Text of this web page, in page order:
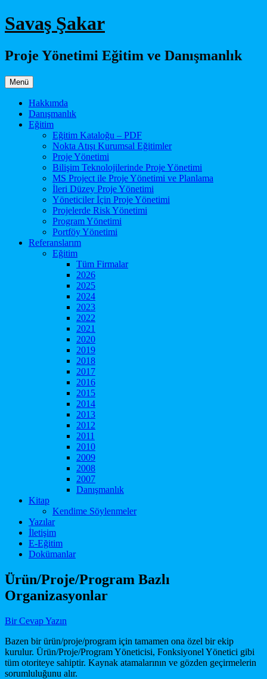
İçeriğe
atla
Savaş Şakar
Proje Yönetimi Eğitim ve Danışmanlık
Menü
Hakkımda
Danışmanlık
Eğitim
Eğitim Kataloğu – PDF
Nokta Atışı Kurumsal Eğitimler
Proje Yönetimi
Bilişim Teknolojilerinde Proje Yönetimi
MS Project ile Proje Yönetimi ve Planlama
İleri Düzey Proje Yönetimi
Yöneticiler İçin Proje Yönetimi
Projelerde Risk Yönetimi
Program Yönetimi
Portföy Yönetimi
Referanslarım
Eğitim
Tüm Firmalar
2026
2025
2024
2023
2022
2021
2020
2019
2018
2017
2016
2015
2014
2013
2012
2011
2010
2009
2008
2007
Danışmanlık
Kitap
Kendime Söylenmeler
Yazılar
İletişim
E-Eğitim
Dokümanlar
Ürün/Proje/Program Bazlı
Organizasyonlar
Bir Cevap Yazın
Bazen bir ürün/proje/program için tamamen ona özel bir ekip
kurulur. Ürün/Proje/Program Yöneticisi, Fonksiyonel Yönetici gibi
tüm otoriteye sahiptir. Kaynak atamalarının ve gözden geçirmelerin
sorumluluğunu alır.